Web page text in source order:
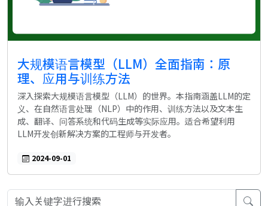
大规模语言模型（LLM）全面指南：原
理、应用与训练方法
深入探索大规模语言模型（LLM）的世界。本指南涵盖LLM的定
义、在自然语言处理（NLP）中的作用、训练方法以及文本生
成、翻译、问答系统和代码生成等实际应用。适合希望利用
LLM开发创新解决方案的工程师与开发者。
2024-09-01